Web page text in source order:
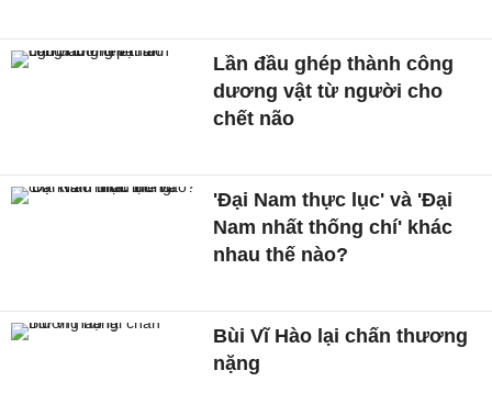
Lần đầu ghép thành công
dương vật từ người cho
chết não
'Đại Nam thực lục' và 'Đại
Nam nhất thống chí' khác
nhau thế nào?
Bùi Vĩ Hào lại chấn thương
nặng